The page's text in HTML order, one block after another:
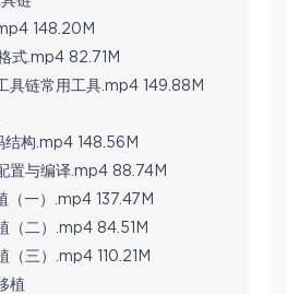
148.20M
式.mp4 82.71M
具链常用工具.mp4 149.88M
结构.mp4 148.56M
置与编译.mp4 88.74M
（一）.mp4 137.47M
（二）.mp4 84.51M
三）.mp4 110.21M
植